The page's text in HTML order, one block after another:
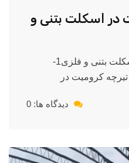
در اسکلت بتنی و
اتصال تیرچه کرومیت در اسکلت بتنی و فلزی1-
کرومیت در
دیدگاه ها: 0